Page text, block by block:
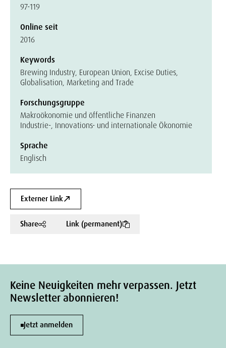
97-119
Online seit
2016
Keywords
Brewing Industry, European Union, Excise Duties,
Globalisation, Marketing and Trade
Forschungsgruppe
Makroökonomie und öffentliche Finanzen
Industrie-, Innovations- und internationale Ökonomie
Sprache
Englisch
Externer Link
Share Link (permanent)
Keine Neuigkeiten mehr verpassen. Jetzt
Newsletter abonnieren!
Jetzt anmelden